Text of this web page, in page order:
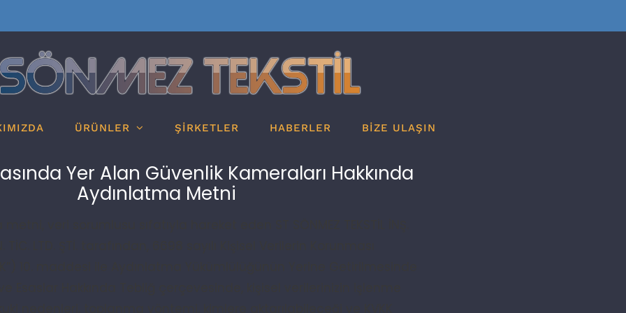
ÜRÜNLER ŞİRKETLER HABERLER BİZE ULAŞIN
Yer Alan Güvenlik Kameraları Hakkında
Aydınlatma Metni